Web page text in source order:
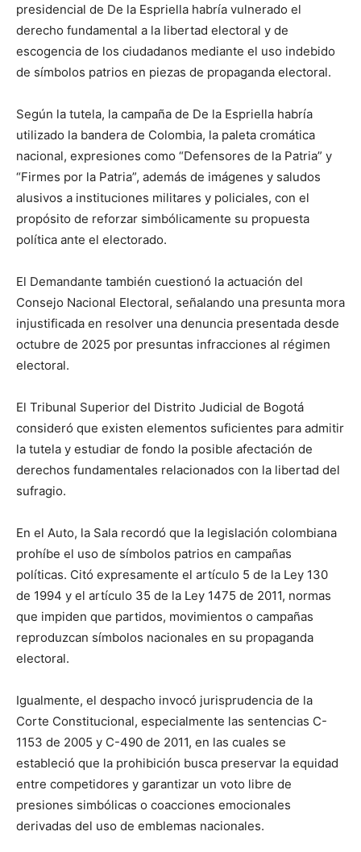
presidencial de De la Espriella habría vulnerado el
derecho fundamental a la libertad electoral y de
escogencia de los ciudadanos mediante el uso indebido
de símbolos patrios en piezas de propaganda electoral.
Según la tutela, la campaña de De la Espriella habría
utilizado la bandera de Colombia, la paleta cromática
nacional, expresiones como “Defensores de la Patria” y
“Firmes por la Patria”, además de imágenes y saludos
alusivos a instituciones militares y policiales, con el
propósito de reforzar simbólicamente su propuesta
política ante el electorado.
El Demandante también cuestionó la actuación del
Consejo Nacional Electoral, señalando una presunta mora
injustificada en resolver una denuncia presentada desde
octubre de 2025 por presuntas infracciones al régimen
electoral.
El Tribunal Superior del Distrito Judicial de Bogotá
consideró que existen elementos suficientes para admitir
la tutela y estudiar de fondo la posible afectación de
derechos fundamentales relacionados con la libertad del
sufragio.
En el Auto, la Sala recordó que la legislación colombiana
prohíbe el uso de símbolos patrios en campañas
políticas. Citó expresamente el artículo 5 de la Ley 130
de 1994 y el artículo 35 de la Ley 1475 de 2011, normas
que impiden que partidos, movimientos o campañas
reproduzcan símbolos nacionales en su propaganda
electoral.
Igualmente, el despacho invocó jurisprudencia de la
Corte Constitucional, especialmente las sentencias C-
1153 de 2005 y C-490 de 2011, en las cuales se
estableció que la prohibición busca preservar la equidad
entre competidores y garantizar un voto libre de
presiones simbólicas o coacciones emocionales
derivadas del uso de emblemas nacionales.